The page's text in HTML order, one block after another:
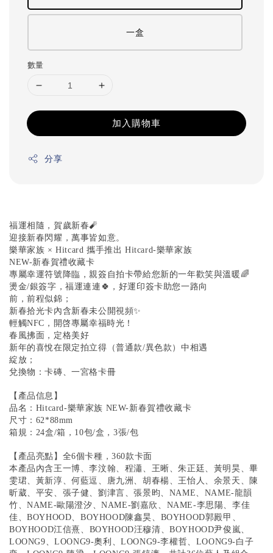
一盒
數量
加入購物車
分享
福運相隨，賀歲新春🧨
迎接新春閃耀，萬事皆如意。
樂華家族 × Hitcard 攜手推出 Hitcard-樂華家族
NEW-新春賀禮收藏卡
專屬幸運符號降臨，親簽自拍卡帶給您新的一年歡笑與溫暖🌈
燙金/銀簽字，福運連連🍀，好運印簽卡助您一路向
前，前程似錦；
新春拾光卡內含新春未公開視頻✨
輕觸NFC，開啓專屬幸福時光！
春風拂面，定格美好
新年的喜悅在限定拍立得（普通款/異色款）中相遇
綻放；
兌換物：卡磚、一宮格卡冊
【產品信息】
品名：Hitcard-樂華家族 NEW-新春賀禮收藏卡
尺寸：62*88mm
箱規：24盒/箱，10包/盒，3張/包
【產品亮點】全6個卡種，360款卡面
本產品內含王一博、李汶翰、程瀟、王晰、朱正廷、黃明昊、畢
雯珺、黃新淳、何藍逗、唐九洲、胡春楊、王怡人、余景天、陳
昕葳、平安、張子健、劉津言、張景昀、NAME、NAME-龍韻
竹、NAME-歐陽澄汐、NAME-劉嘉欣、NAME-李思陽、李佳
佳、BOYHOOD、BOYHOOD陳鑫昊、BOYHOOD郭殿甲、
BOYHOOD江信熹、BOYHOOD汪穆清、BOYHOOD尹俊嵐、
LOONG9、LOONG9-奧利、LOONG9-李權哲、LOONG9-白子